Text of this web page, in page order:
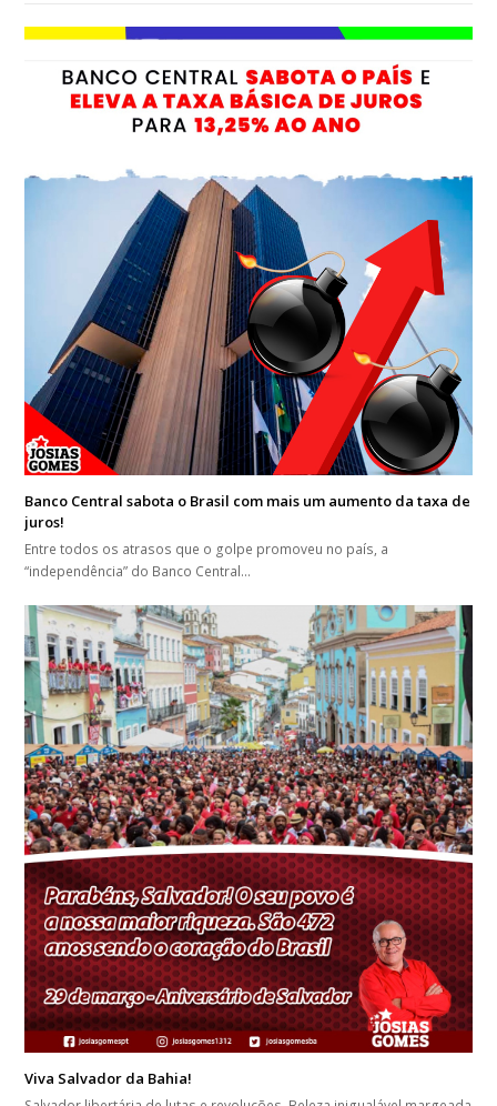
Banco Central sabota o Brasil com mais um aumento da taxa de
juros!
Entre todos os atrasos que o golpe promoveu no país, a
“independência” do Banco Central…
Viva Salvador da Bahia!